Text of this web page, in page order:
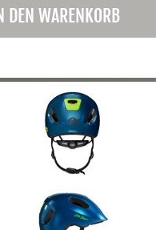
DEN WARENKORB